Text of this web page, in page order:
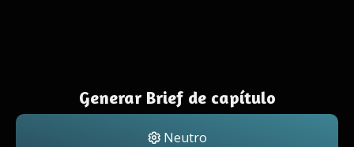
Generar Brief de capítulo
Neutro